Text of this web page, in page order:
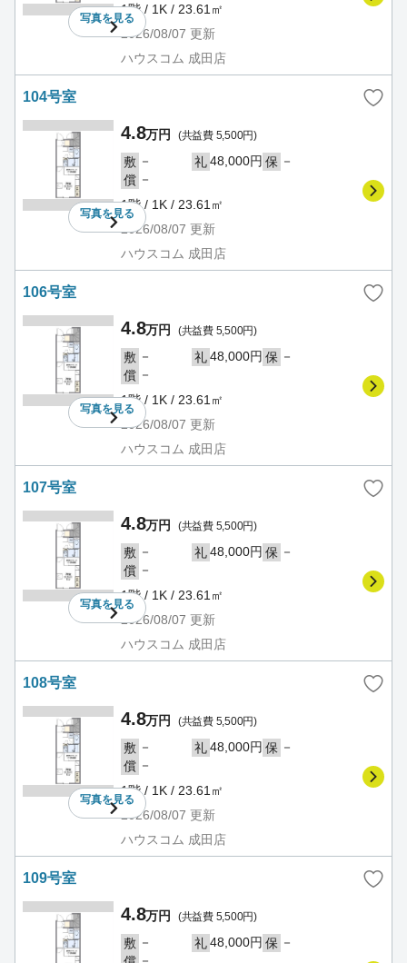
写真を見る
1階 / 1K / 23.61㎡
2026/08/07 更新
ハウスコム 成田店
104号室
写真を見る
4.8万円 (共益費 5,500円)
敷 － 礼48,000円 保 －
償 －
1階 / 1K / 23.61㎡
2026/08/07 更新
ハウスコム 成田店
106号室
写真を見る
4.8万円 (共益費 5,500円)
敷 － 礼48,000円 保 －
償 －
1階 / 1K / 23.61㎡
2026/08/07 更新
ハウスコム 成田店
107号室
写真を見る
4.8万円 (共益費 5,500円)
敷 － 礼48,000円 保 －
償 －
1階 / 1K / 23.61㎡
2026/08/07 更新
ハウスコム 成田店
108号室
写真を見る
4.8万円 (共益費 5,500円)
敷 － 礼48,000円 保 －
償 －
1階 / 1K / 23.61㎡
2026/08/07 更新
ハウスコム 成田店
109号室
4.8万円 (共益費 5,500円)
敷 － 礼48,000円 保 －
－